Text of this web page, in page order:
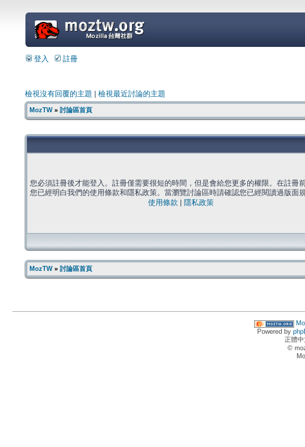
=
登入 註冊
檢視沒有回覆的主題 檢視最近討論的主題
MozTW» 討論區首頁
您必須註冊後才能登入。註冊僅需要很短的時間，但是會給您更多的權限。在註冊
您已經明白我們的使用條款和隱私政策。當瀏覽討論區時請確認您已經閱讀過版面規
使用條款
隱私政策
MozTW» 討論區首頁
Powered by
正體
©